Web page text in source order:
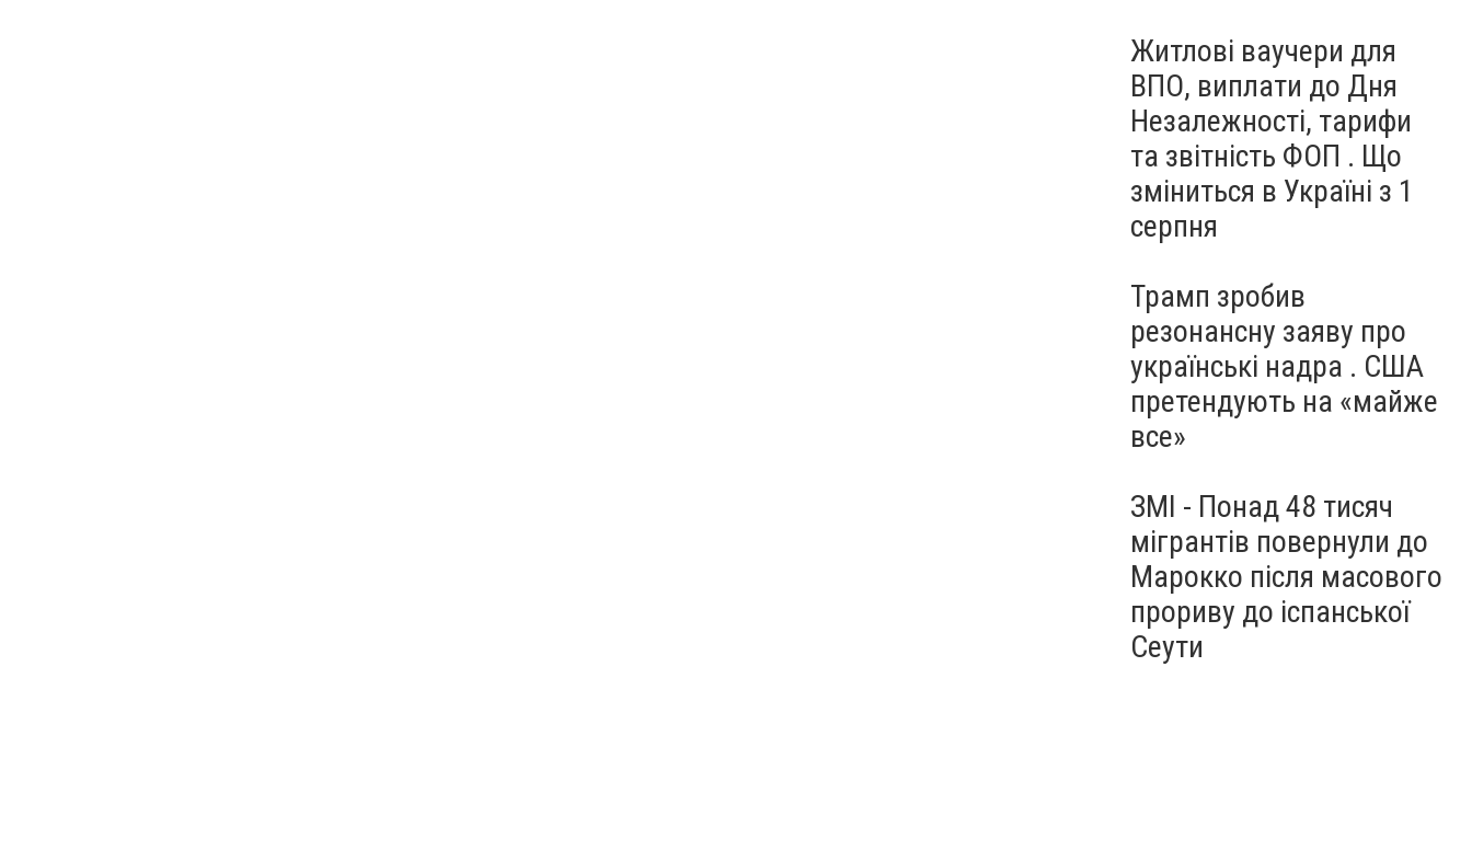
Житлові ваучери для
ВПО, виплати до Дня
Незалежності, тарифи
та звітність ФОП . Що
зміниться в Україні з 1
серпня
Трамп зробив
резонансну заяву про
українські надра . США
претендують на «майже
все»
ЗМІ - Понад 48 тисяч
мігрантів повернули до
Марокко після масового
прориву до іспанської
Сеути